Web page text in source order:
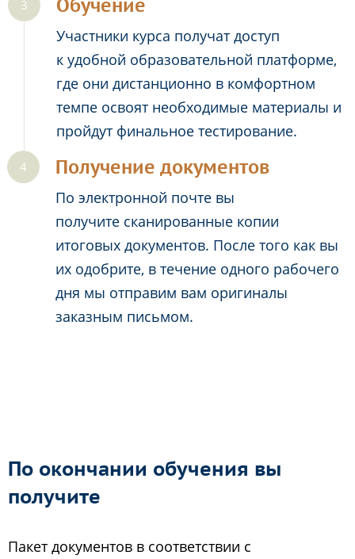
Обучение
Участники курса получат доступ
к удобной образовательной платформе,
где они дистанционно в комфортном
темпе освоят необходимые материалы и
пройдут финальное тестирование.
Получение документов
По электронной почте вы
получите сканированные копии
итоговых документов. После того как вы
их одобрите, в течение одного рабочего
дня мы отправим вам оригиналы
заказным письмом.
По окончании обучения вы
получите
Пакет документов в соответствии с